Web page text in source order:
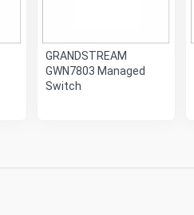
GRANDSTREAM
GWN7803 Managed
Switch